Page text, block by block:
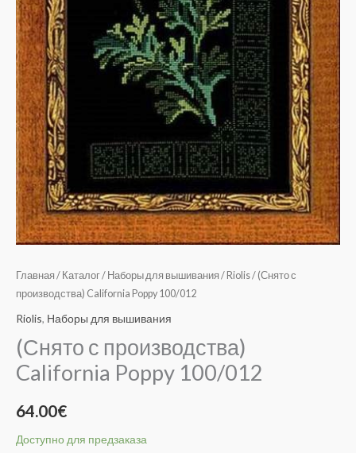
Главная / Каталог/ Наборы для вышивания / Riolis/ (Снято с
производства) California Poppy 100/012
Riolis, Наборы для вышивания
(Снято с производства)
California Poppy 100/012
64.00€
Доступно для предзаказа